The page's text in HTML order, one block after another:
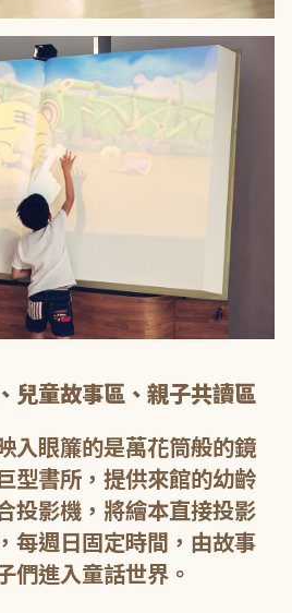
兒童故事區、親子共讀區
入眼簾的是萬花筒般的鏡
型書所，提供來館的幼齡
投影機，將繪本直接投影
每週日固定時間，由故事
們進入童話世界。